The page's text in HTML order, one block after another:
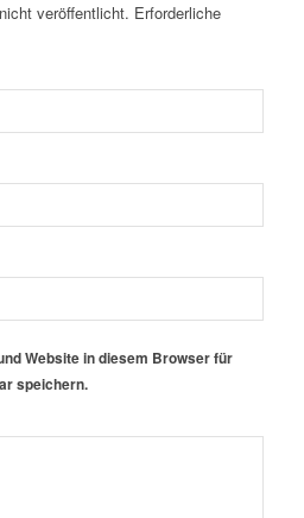
veröffentlicht. Erforderliche
Website in diesem Browser für
speichern.